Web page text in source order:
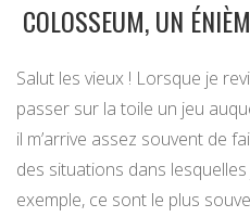
COLOSSEUM, UN
Salut les vieux ! Lorsque je
passer sur la toile un jeu
il m’arrive assez souvent de
des situations dans
exemple, ce sont le plus